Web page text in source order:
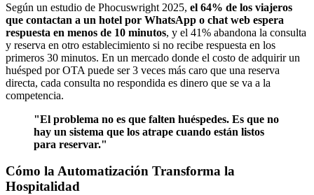
Según un estudio de Phocuswright 2025, el 64% de los viajeros
que contactan a un hotel por WhatsApp o chat web espera
respuesta en menos de 10 minutos, y el 41% abandona la consulta
y reserva en otro establecimiento si no recibe respuesta en los
primeros 30 minutos. En un mercado donde el costo de adquirir un
huésped por OTA puede ser 3 veces más caro que una reserva
directa, cada consulta no respondida es dinero que se va a la
competencia.
"El problema no es que falten huéspedes. Es que no
hay un sistema que los atrape cuando están listos
para reservar."
Cómo la Automatización Transforma la
Hospitalidad